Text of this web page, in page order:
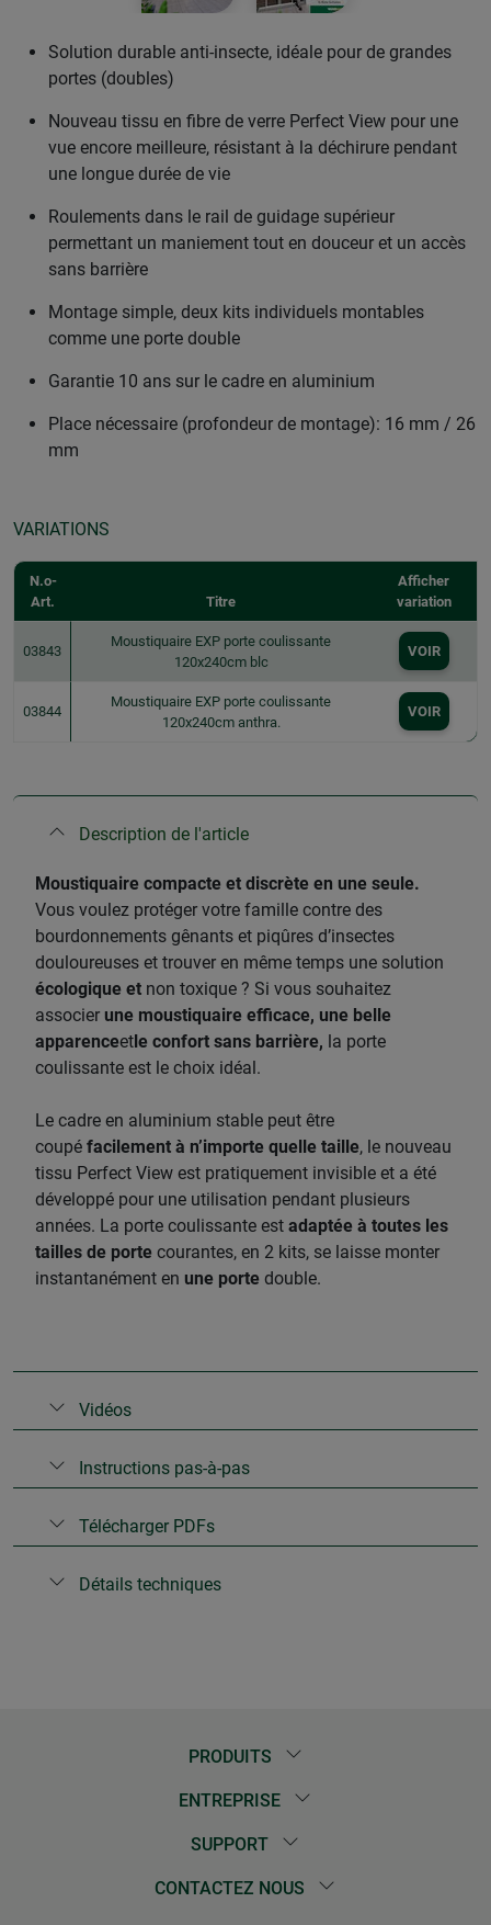
Solution durable anti-insecte, idéale pour de grandes
portes (doubles)
Nouveau tissu en fibre de verre Perfect View pour une
vue encore meilleure, résistant à la déchirure pendant
une longue durée de vie
Roulements dans le rail de guidage supérieur
permettant un maniement tout en douceur et un accès
sans barrière
Montage simple, deux kits individuels montables
comme une porte double
Garantie 10 ans sur le cadre en aluminium
Place nécessaire (profondeur de montage): 16 mm / 26
mm
VARIATIONS
N.o-
Art.
Titre
Afficher
variation
03843
Moustiquaire EXP porte coulissante
120x240cm blc
VOIR
03844
Moustiquaire EXP porte coulissante
120x240cm anthra.
VOIR
Description de l'article
Moustiquaire compacte et discrète en une seule.
Vous voulez protéger votre famille contre des
bourdonnements gênants et piqûres d’insectes
douloureuses et trouver en même temps une solution
écologique et non toxique ? Si vous souhaitez
associer une moustiquaire efficace, une belle
apparenceetle confort sans barrière, la porte
coulissante est le choix idéal.
​Le cadre en aluminium stable peut être
coupé facilement à n’importe quelle taille, le nouveau
tissu Perfect View est pratiquement invisible et a été
développé pour une utilisation pendant plusieurs
années. La porte coulissante est adaptée à toutes les
tailles de porte courantes, en 2 kits, se laisse monter
instantanément en une porte double.
Vidéos
Instructions pas-à-pas
Télécharger PDFs
Détails techniques
PRODUITS
ENTREPRISE
SUPPORT
CONTACTEZ NOUS